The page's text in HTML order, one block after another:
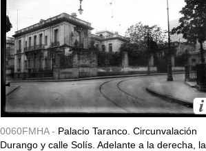
0060FMHA - Palacio Taranco. Circunvalación
Durango y calle Solís. Adelante a la derecha, la